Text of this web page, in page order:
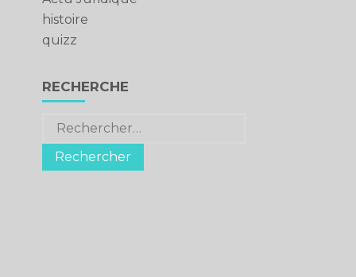
histoire
quizz
RECHERCHE
Rechercher :